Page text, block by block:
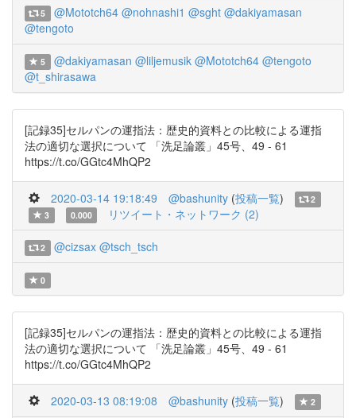
5 @Mototch64 @nohnashi1 @sght @dakiyamasan
@tengoto
5 @dakiyamasan @liljemusik @Mototch64 @tengoto
@t_shirasawa
[記録35]セルパンの運指法：歴史的資料との比較による運指
法の適切な選択について 「洗足論叢」45号、49 - 61
https://t.co/GGtc4MhQP2
2020-03-14 19:18:49 @bashunity (投稿一覧)
2
3
0.000 リツイート・ネットワーク (2)
2 @cizsax @tsch_tsch
0
[記録35]セルパンの運指法：歴史的資料との比較による運指
法の適切な選択について 「洗足論叢」45号、49 - 61
https://t.co/GGtc4MhQP2
2020-03-13 08:19:08 @bashunity (投稿一覧) 2